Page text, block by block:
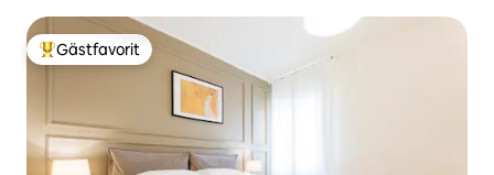
Populär gästfavorit
Gästfavorit